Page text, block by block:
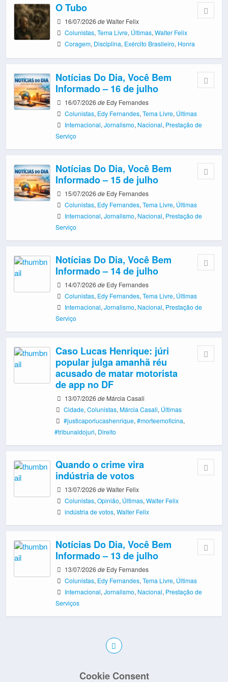
O Tubo
16/07/2026deWalter Felix
Colunistas,Tema Livre, Últimas,Walter Felix
Coragem, Disciplina, Exército Brasileiro, Honra
Notícias Do Dia, Você Bem
Informado – 16 de julho
16/07/2026de Edy Fernandes
Colunistas, Edy Fernandes,Tema Livre, Últimas
Internacional,Jornalismo, Nacional, Prestação de
Serviço
Notícias Do Dia, Você Bem
Informado – 15 de julho
15/07/2026de Edy Fernandes
Colunistas, Edy Fernandes,Tema Livre, Últimas
Internacional,Jornalismo, Nacional, Prestação de
Serviço
Notícias Do Dia, Você Bem
Informado – 14 de julho
14/07/2026de Edy Fernandes
Colunistas, Edy Fernandes,Tema Livre, Últimas
Internacional,Jornalismo, Nacional, Prestação de
Serviço
Caso Lucas Henrique: júri
popular julga amanhã réu
acusado de matar motorista
de app no DF
13/07/2026de Márcia Casali
Cidade,Colunistas, Márcia Casali, Últimas
#justicaporlucashenrique,#morteemoficina,
#tribunaldojuri, Direito
Quando o crime vira
indústria de votos
13/07/2026deWalter Felix
Colunistas,Opinião, Últimas,Walter Felix
indústria de votos,Walter Felix
Notícias Do Dia, Você Bem
Informado – 13 de julho
13/07/2026de Edy Fernandes
Colunistas, Edy Fernandes,Tema Livre, Últimas
Internacional,Jornalismo, Nacional, Prestação de
Serviços